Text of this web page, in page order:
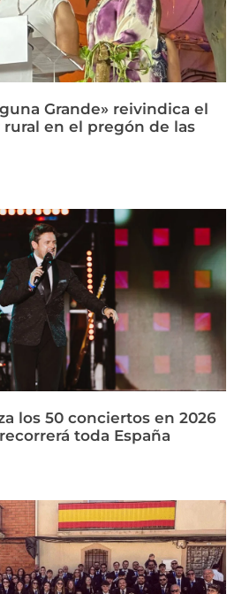
Grande» reivindica el
en el pregón de las
los 50 conciertos en 2026
toda España